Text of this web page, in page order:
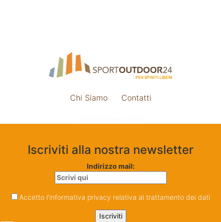
Chi Siamo Contatti
Iscriviti alla nostra newsletter
Indirizzo mail:
Accetto l'informativa privacy relativa al trattamento dei dati